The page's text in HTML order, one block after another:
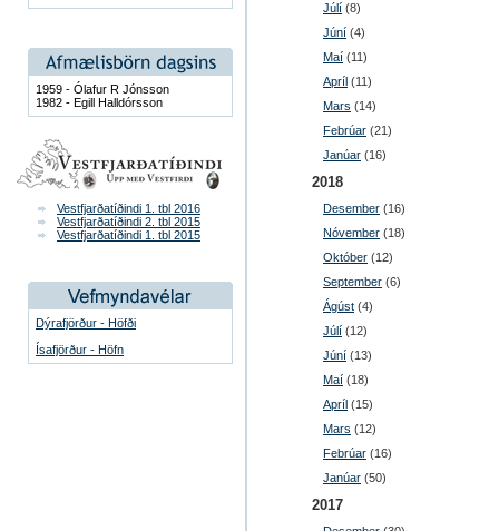
1959 - Ólafur R Jónsson
1982 - Egill Halldórsson
Vestfjarðatíðindi 1. tbl 2016
Vestfjarðatíðindi 2. tbl 2015
Vestfjarðatíðindi 1. tbl 2015
Dýrafjörður - Höfði
Ísafjörður - Höfn
Júlí (8)
Júní (4)
Maí (11)
Apríl (11)
Mars (14)
Febrúar (21)
Janúar (16)
2018
Desember (16)
Nóvember (18)
Október (12)
September (6)
Ágúst (4)
Júlí (12)
Júní (13)
Maí (18)
Apríl (15)
Mars (12)
Febrúar (16)
Janúar (50)
2017